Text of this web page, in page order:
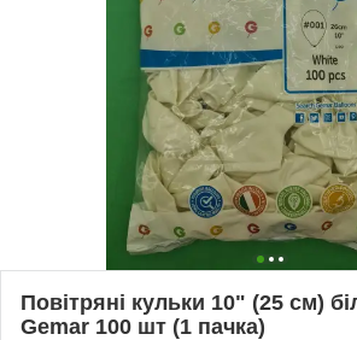
Повітряні кульки 10" (25 см)
Gemar 100 шт (1 пачка)